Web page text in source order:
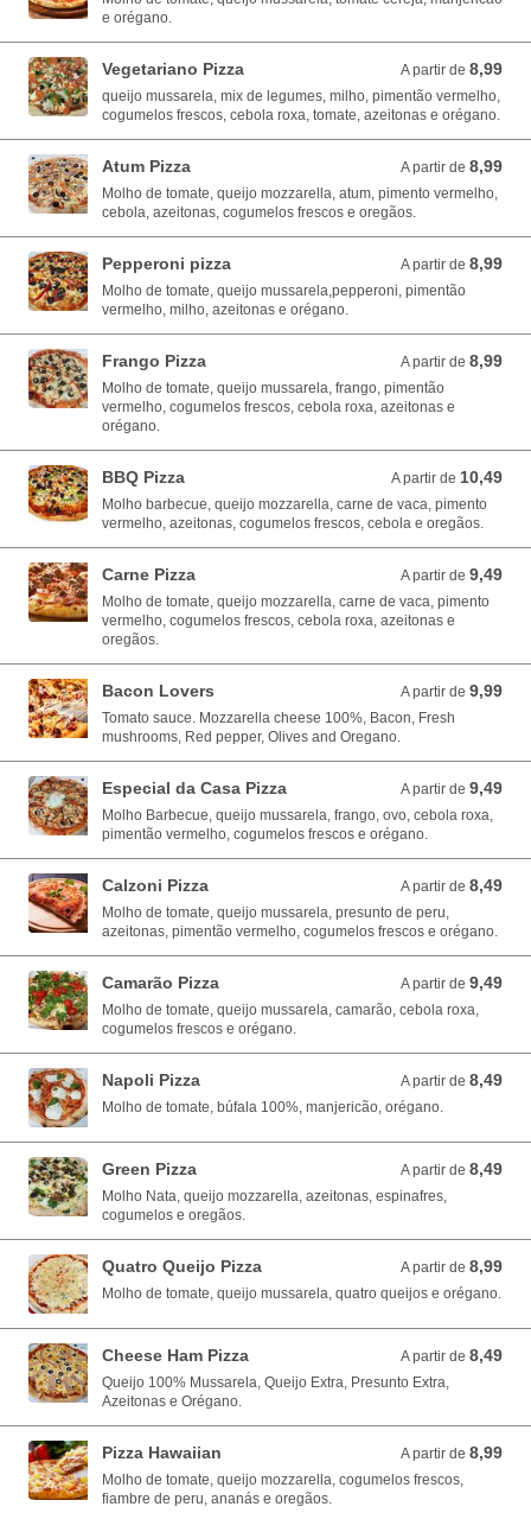
e orégano.
Vegetariano Pizza A partir de 8,99
A partir de 8,99 EUR
queijo mussarela, mix de legumes, milho, pimentão vermelho,
cogumelos frescos, cebola roxa, tomate, azeitonas e orégano.
Atum Pizza A partir de 8,99
A partir de 8,99 EUR
Molho de tomate, queijo mozzarella, atum, pimento vermelho,
cebola, azeitonas, cogumelos frescos e oregãos.
Pepperoni pizza A partir de 8,99
A partir de 8,99 EUR
Molho de tomate, queijo mussarela,pepperoni, pimentão
vermelho, milho, azeitonas e orégano.
Frango Pizza A partir de 8,99
A partir de 8,99 EUR
Molho de tomate, queijo mussarela, frango, pimentão
vermelho, cogumelos frescos, cebola roxa, azeitonas e
orégano.
BBQ Pizza A partir de 10,49
A partir de 10,49 EUR
Molho barbecue, queijo mozzarella, carne de vaca, pimento
vermelho, azeitonas, cogumelos frescos, cebola e oregãos.
Carne Pizza A partir de 9,49
A partir de 9,49 EUR
Molho de tomate, queijo mozzarella, carne de vaca, pimento
vermelho, cogumelos frescos, cebola roxa, azeitonas e
oregãos.
Bacon Lovers A partir de 9,99
A partir de 9,99 EUR
Tomato sauce. Mozzarella cheese 100%, Bacon, Fresh
mushrooms, Red pepper, Olives and Oregano.
Especial da Casa Pizza A partir de 9,49
A partir de 9,49 EUR
Molho Barbecue, queijo mussarela, frango, ovo, cebola roxa,
pimentão vermelho, cogumelos frescos e orégano.
Calzoni Pizza A partir de 8,49
A partir de 8,49 EUR
Molho de tomate, queijo mussarela, presunto de peru,
azeitonas, pimentão vermelho, cogumelos frescos e orégano.
Camarão Pizza A partir de 9,49
A partir de 9,49 EUR
Molho de tomate, queijo mussarela, camarão, cebola roxa,
cogumelos frescos e orégano.
Napoli Pizza A partir de 8,49
A partir de 8,49 EUR
Molho de tomate, búfala 100%, manjericão, orégano.
Green Pizza A partir de 8,49
A partir de 8,49 EUR
Molho Nata, queijo mozzarella, azeitonas, espinafres,
cogumelos e oregãos.
Quatro Queijo Pizza A partir de 8,99
A partir de 8,99 EUR
Molho de tomate, queijo mussarela, quatro queijos e orégano.
Cheese Ham Pizza A partir de 8,49
A partir de 8,49 EUR
Queijo 100% Mussarela, Queijo Extra, Presunto Extra,
Azeitonas e Orégano.
Pizza Hawaiian A partir de 8,99
A partir de 8,99 EUR
Molho de tomate, queijo mozzarella, cogumelos frescos,
fiambre de peru, ananás e oregãos.